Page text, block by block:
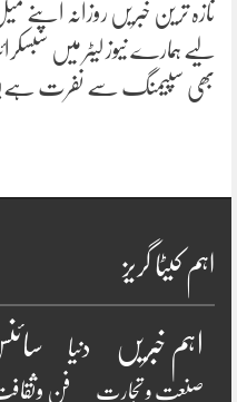
تازہ ترین خبریں روزانہ
لیے ہمارے نیوز لیٹر میں
بھی سپیمنگ سے نفرت ہے!
اہم کیٹا گریز
اہم خبریں دنیا
صنعت و تجارت فن